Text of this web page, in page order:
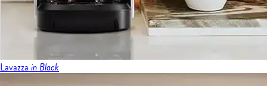
Lavazza in Black